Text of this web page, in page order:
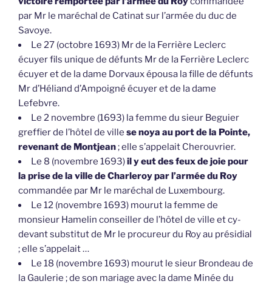
par Mr le maréchal de Catinat sur l’armée du duc de
Savoye.
Le 27 (octobre 1693) Mr de la Ferrière Leclerc
écuyer fils unique de défunts Mr de la Ferrière Leclerc
écuyer et de la dame Dorvaux épousa la fille de défunts
Mr d’Héliand d’Ampoigné écuyer et de la dame
Lefebvre.
Le 2 novembre (1693) la femme du sieur Beguier
greffier de l’hôtel de ville se noya au port de la Pointe,
revenant de Montjean; elle s’appelait Cherouvrier.
Le 8 (novembre 1693)il y eut des feux de joie pour
la prise de la ville de Charleroy par l’armée du Roy
commandée par Mr le maréchal de Luxembourg.
Le 12 (novembre 1693) mourut la femme de
monsieur Hamelin conseiller de l’hôtel de ville et cy-
devant substitut de Mr le procureur du Roy au présidial
; elle s’appelait …
Le 18 (novembre 1693) mourut le sieur Brondeau de
la Gaulerie ; de son mariage avec la dame Minée du